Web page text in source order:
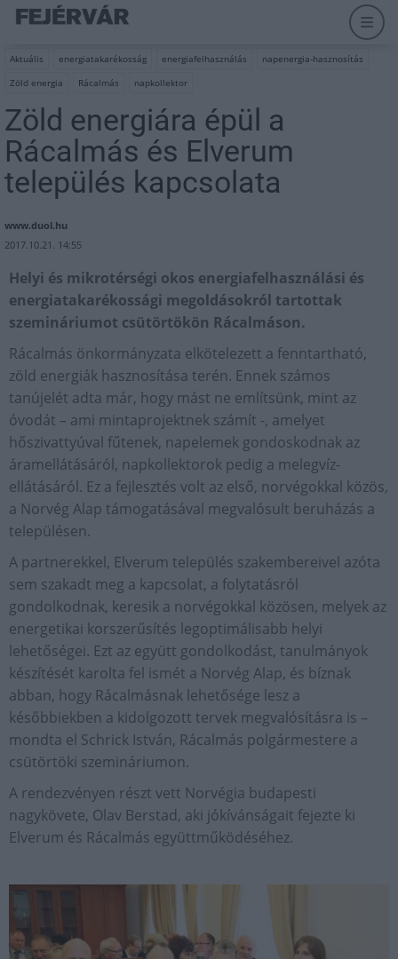
Aktuális energiatakarékosság energiafelhasználás
napenergia-hasznosítás
Zöld energia
Rácalmás napkollektor
Zöld energiára épül a
Rácalmás és Elverum
település kapcsolata
www.duol.hu
2017.10.21. 14:55
Helyi és mikrotérségi okos energiafelhasználási és
energiatakarékossági megoldásokról tartottak
szemináriumot csütörtökön Rácalmáson.
Rácalmás önkormányzata elkötelezett a fenntartható,
zöld energiák hasznosítása terén. Ennek számos
tanújelét adta már, hogy mást ne említsünk, mint az
óvodát – ami mintaprojektnek számít -, amelyet
hőszivattyúval fűtenek, napelemek gondoskodnak az
áramellátásáról, napkollektorok pedig a melegvíz-
ellátásáról. Ez a fejlesztés volt az első, norvégokkal közös,
a Norvég Alap támogatásával megvalósult beruházás a
településen.
A partnerekkel, Elverum település szakembereivel azóta
sem szakadt meg a kapcsolat, a folytatásról
gondolkodnak, keresik a norvégokkal közösen, melyek az
energetikai korszerűsítés legoptimálisabb helyi
lehetőségei. Ezt az együtt gondolkodást, tanulmányok
készítését karolta fel ismét a Norvég Alap, és bíznak
abban, hogy Rácalmásnak lehetősége lesz a
későbbiekben a kidolgozott tervek megvalósításra is –
mondta el Schrick István, Rácalmás polgármestere a
csütörtöki szemináriumon.
A rendezvényen részt vett Norvégia budapesti
nagykövete, Olav Berstad, aki jókívánságait fejezte ki
Elverum és Rácalmás együttműködéséhez.